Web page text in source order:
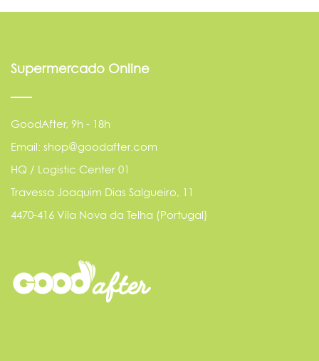
Supermercado Online
GoodAfter, 9h - 18h
Email: shop@goodafter.com
HQ / Logistic Center 01
Travessa Joaquim Dias Salgueiro, 11
4470-416 Vila Nova da Telha (Portugal)